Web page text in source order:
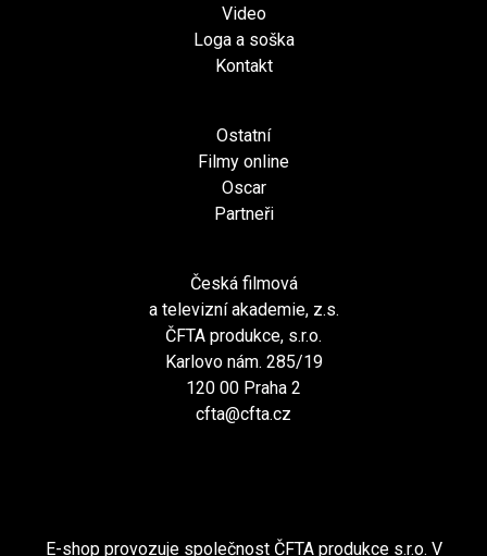
Video
Loga a soška
Kontakt
Ostatní
Filmy online
Oscar
Partneři
Česká filmová
a televizní akademie, z.s.
ČFTA produkce, s.r.o.
Karlovo nám. 285/19
120 00 Praha 2
cfta@cfta.cz
E-shop provozuje společnost ČFTA produkce s.r.o. V